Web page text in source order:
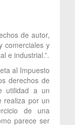
de autor,
comerciales y
e industrial.”.
al Impuesto
derechos de
utilidad a un
realiza por un
de una
parece ser